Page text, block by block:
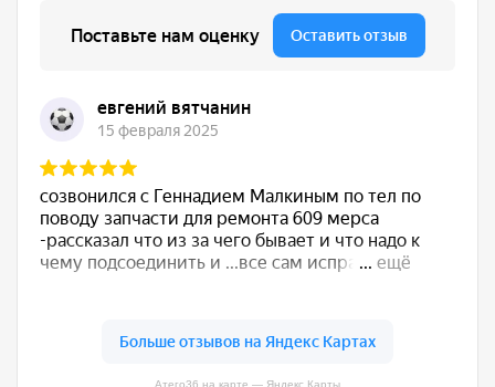
Атего36 на карте — Яндекс Карты